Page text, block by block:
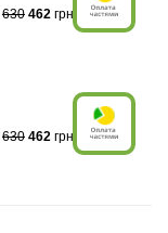
630 462 грн
630 462 грн